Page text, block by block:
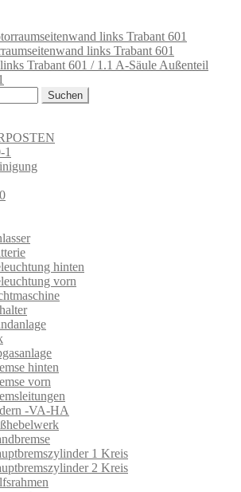
links Trabant 601
A-Säule Außenteil
Suchen
1
hinten
vorn
hinten
vorn
-VA-HA
1 Kreis
2 Kreis